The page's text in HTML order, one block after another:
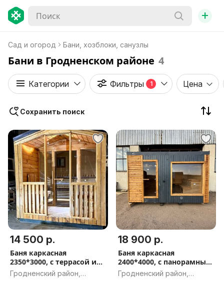
+
Сад и огород Бани, хозблоки, санузлы
Бани в Гродненском районе 4
Категории Фильтры 1 Цена
Сохранить поиск
14 500 р.
Баня каркасная
2350*3000, с террасой и
печью
Гродненский район,
18 900 р.
Баня каркасная
2400*4000, с панорамным
остеклением
Гродненский район,